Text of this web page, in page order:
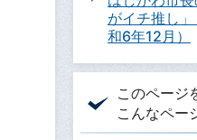
がイチ推し
和6年12月）
このページ
こんなペー